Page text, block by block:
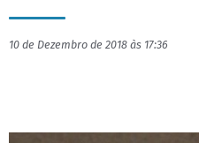
10 de Dezembro de 2018 às 17:36